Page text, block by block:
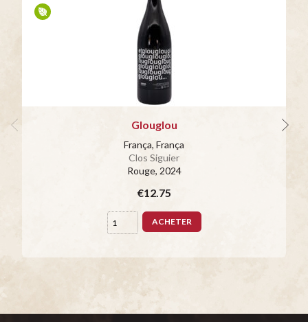
Glouglou
França, França
Clos Siguier
Rouge, 2024
€12.75
ACHETER